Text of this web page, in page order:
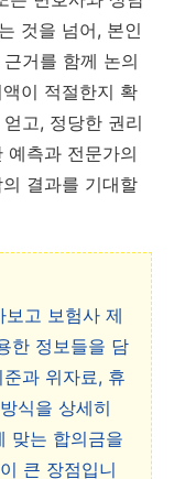
것을 넘어, 본인
거를 함께 논의
이 적절한지 확
고, 정당한 권리
예측과 전문가의
결과를 기대할
고 보험사 제
한 정보들을 담
과 위자료, 휴
식을 상세히
맞는 합의금을
큰 장점입니